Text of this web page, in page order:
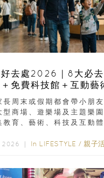
去處2026｜8大必去
免費科技館＋互動藝
門票、開放時間
長周末或假期都會帶小朋
型商場、遊樂場及主題樂
教育、藝術、科技及互動
｜ In LIFESTYLE / 親子